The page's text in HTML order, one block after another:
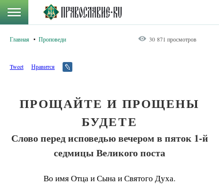
Главная Проповеди 30 871 просмотров
Tweet Нравится
ПРОЩАЙТЕ И ПРОЩЕНЫ
БУДЕТЕ
Слово перед исповедью вечером в пяток 1-й
седмицы Великого поста
Во имя Отца и Сына и Святого Духа.